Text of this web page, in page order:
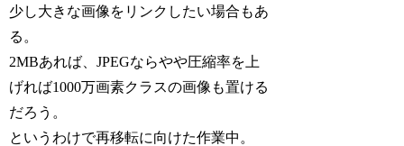
少し大きな画像をリンクしたい場合もあ
る。
2MBあれば、JPEGならやや圧縮率を上
げれば1000万画素クラスの画像も置ける
だろう。
というわけで再移転に向けた作業中。